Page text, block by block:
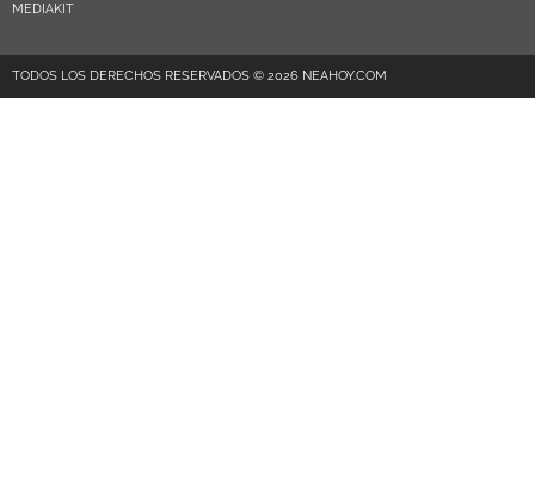
MEDIAKIT
TODOS LOS DERECHOS RESERVADOS © 2026 NEAHOY.COM